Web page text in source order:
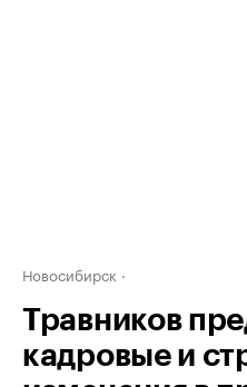
Новосибирск
Травников
кадровые и